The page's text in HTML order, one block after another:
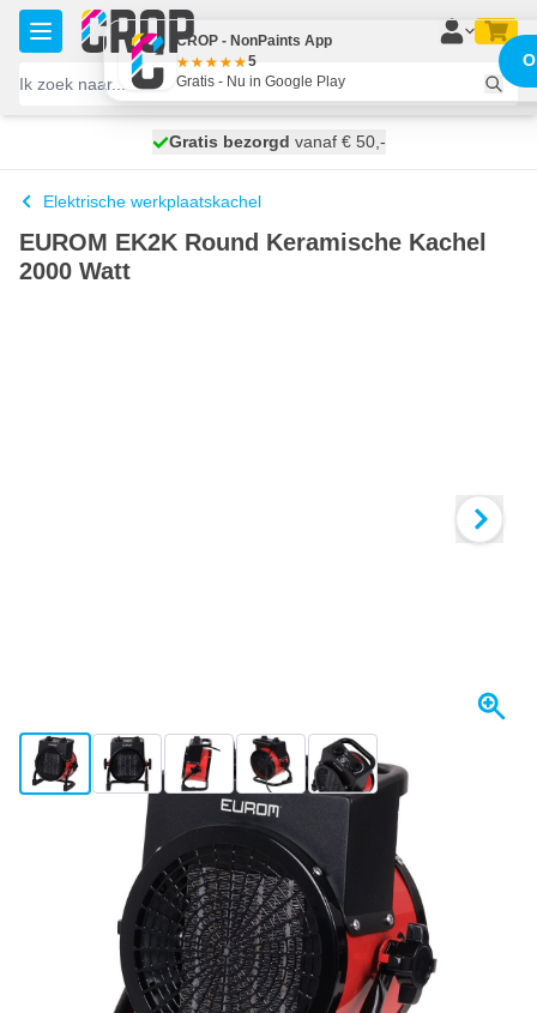
Ga naar de inhoud
maandag bezorgd
Gratis bezorgd vanaf € 50,-
100 dagen
Elektrische werkplaatskachel
EUROM EK2K Round Keramische Kachel
2000 Watt
View larger imageView larger imageView larger imageView larger imageView larger image
Binnenkort op voorraad
10
incl. BTW
Houd me op de hoogte
CROP - NonPaints App
5
Gratis - Nu in Google Play